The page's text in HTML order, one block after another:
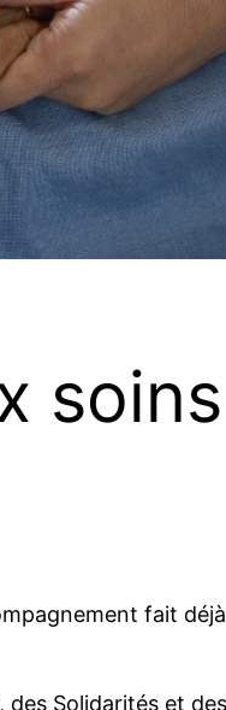
fait
Solidarités et